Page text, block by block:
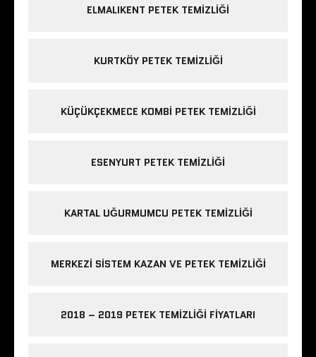
ELMALIKENT PETEK TEMIZLIĞI
KURTKÖY PETEK TEMIZLIĞI
KÜÇÜKÇEKMECE KOMBI PETEK TEMIZLIĞI
ESENYURT PETEK TEMIZLIĞI
KARTAL UĞURMUMCU PETEK TEMIZLIĞI
MERKEZI SISTEM KAZAN VE PETEK TEMIZLIĞI
2018 – 2019 PETEK TEMIZLIĞI FIYATLARI